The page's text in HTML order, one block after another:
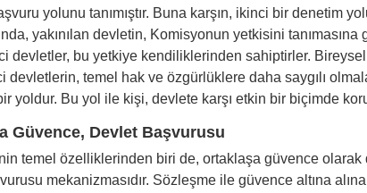
yolunu tanımıştır. Buna karşın, ikinci bir denetim
yakınılan devletin, Komisyonun yetkisini tanımasına
devletler, bu yetkiye kendiliklerinden sahiptirler.
devletlerin, temel hak ve özgürlüklere daha saygılı
yoldur. Bu yol ile kişi, devlete karşı etkin bir biçimde
Güvence, Devlet Başvurusu
temel özelliklerinden biri de, ortaklaşa güvence olarak
mekanizmasıdır. Sözleşme ile güvence altına